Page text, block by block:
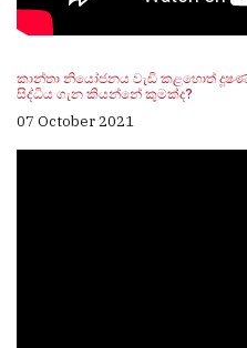
කාන්තා නියෝජනය වැඩි කළහොත්
සිද්ධිය ගැන කියන්නේ කුමක්ද?
07 October 2021